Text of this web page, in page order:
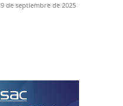
9 de septiembre de 2025